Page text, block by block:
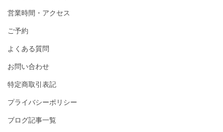
営業時間・アクセス
ご予約
よくある質問
お問い合わせ
特定商取引表記
プライバシーポリシー
ブログ記事一覧